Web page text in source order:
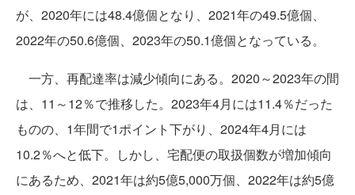
が、2020年には48.4億個となり、2021年の49.5億個、
2022年の50.6億個、2023年の50.1億個となっている。
一方、再配達率は減少傾向にある。2020～2023年の間
は、11～12％で推移した。2023年4月には11.4％だった
ものの、1年間で1ポイント下がり、2024年4月には
10.2％へと低下。しかし、宅配便の取扱個数が増加傾向
にあるため、2021年は約5億5,000万個、2022年は約5億